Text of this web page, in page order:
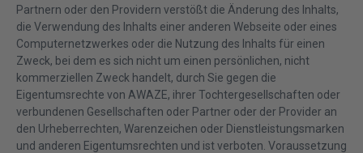
Partnern oder den Providern verstößt die Änderung des Inhalts,
die Verwendung des Inhalts einer anderen Webseite oder eines
Computernetzwerkes oder die Nutzung des Inhalts für einen
Zweck, bei dem es sich nicht um einen persönlichen, nicht
kommerziellen Zweck handelt, durch Sie gegen die
Eigentumsrechte von AWAZE, ihrer Tochtergesellschaften oder
verbundenen Gesellschaften oder Partner oder der Provider an
den Urheberrechten, Warenzeichen oder Dienstleistungsmarken
und anderen Eigentumsrechten und ist verboten. Voraussetzung